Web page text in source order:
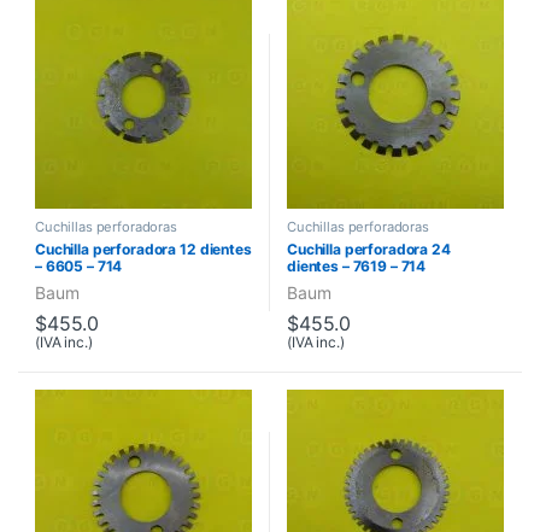
Cuchillas perforadoras
Cuchilla perforadora 12 dientes
– 6605 – 714
Baum
$455.0
(IVA inc.)
Cuchillas perforadoras
Cuchilla perforadora 24
dientes – 7619 – 714
Baum
$455.0
(IVA inc.)